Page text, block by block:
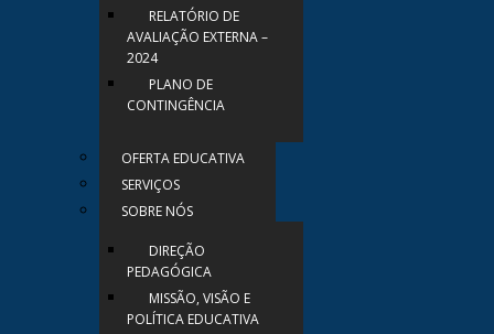
RELATÓRIO DE
AVALIAÇÃO EXTERNA –
2024
PLANO DE
CONTINGÊNCIA
OFERTA EDUCATIVA
SERVIÇOS
SOBRE NÓS
DIREÇÃO
PEDAGÓGICA
MISSÃO, VISÃO E
POLÍTICA EDUCATIVA